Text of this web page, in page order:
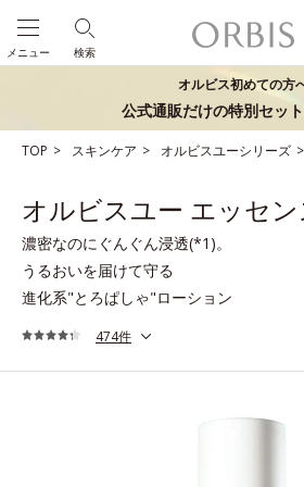
検索
メニュー
オルビス初めての方
公式通販だけの特別セッ
TOP スキンケア オルビスユーシリーズ
オルビスユー エッセ
濃密なのにぐんぐん浸透(*1)。
うるおいを届けて守る
進化系"とろぱしゃ"ローション
474件